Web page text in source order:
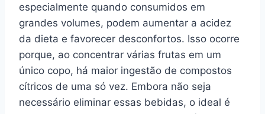
especialmente quando consumidos em
grandes volumes, podem aumentar a acidez
da dieta e favorecer desconfortos. Isso ocorre
porque, ao concentrar várias frutas em um
único copo, há maior ingestão de compostos
cítricos de uma só vez. Embora não seja
necessário eliminar essas bebidas, o ideal é